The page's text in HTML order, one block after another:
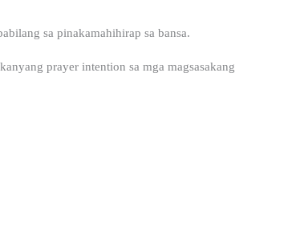
sa pinakamahihirap sa bansa.
prayer intention sa mga magsasakang